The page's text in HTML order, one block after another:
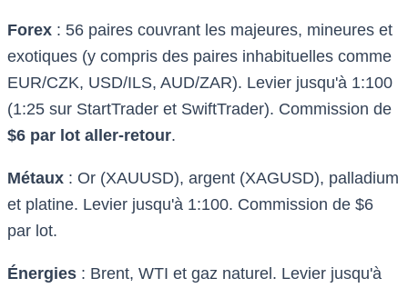
Forex : 56 paires couvrant les majeures, mineures et
exotiques (y compris des paires inhabituelles comme
EUR/CZK, USD/ILS, AUD/ZAR). Levier jusqu'à 1:100
(1:25 sur StartTrader et SwiftTrader). Commission de
$6 par lot aller-retour.
Métaux : Or (XAUUSD), argent (XAGUSD), palladium
et platine. Levier jusqu'à 1:100. Commission de $6
par lot.
Énergies : Brent, WTI et gaz naturel. Levier jusqu'à